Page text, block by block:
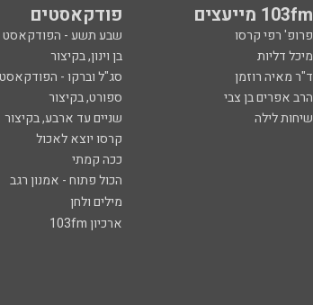
103fm מייעצים פודקאסטים
פרופ' רפי קרסו שבע תשע - הפודקאסט
מיכל דליות בן וינון, בקיצור
ד"ר מאיה רוזמן סג"ל וברקו - הפודקאסט
הרב אפרים בן צבי ספורט, בקיצור
שיחות לילה שניים עד ארבע, בקיצור
קרסו יוצא לאכול
ככה קמתי
הכול פתוח - אמנון רגב
מילים ולחן
ארכיון 103fm